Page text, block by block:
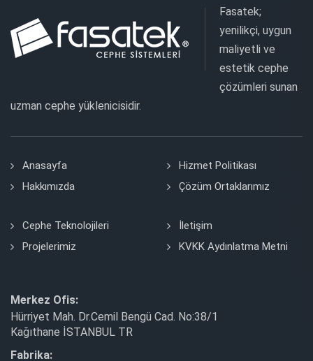
Fasatek;
yenilikçi, uygun
maliyetli ve
estetik cephe
çözümleri sunan
uzman cephe yüklenicisidir.
Anasayfa
Hakkımızda
Hizmet Politikası
Çözüm Ortaklarımız
Cephe Teknolojileri
Projelerimiz
İletişim
KVKK Aydınlatma Metni
Merkez Ofis:
Hürriyet Mah. Dr.Cemil Bengü Cad. No:38/1
Kağıthane İSTANBUL TR
Fabrika: